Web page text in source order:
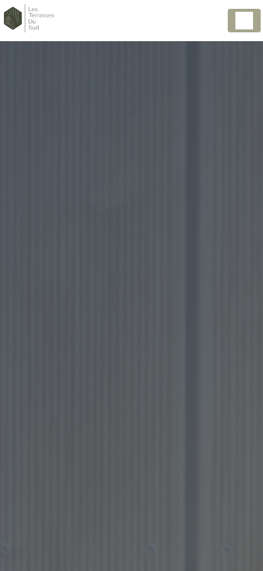
Panneau de gestion des cookies